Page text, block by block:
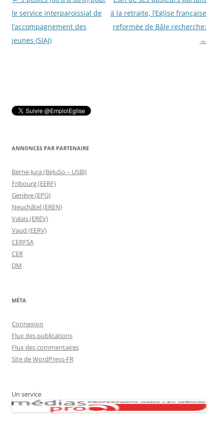
des
articles
le service interparoissial de
l’accompagnement des
jeunes (SIAJ)
à la retraite, l’Eglise française
reformée de Bâle recherche:
→
ANNONCES PAR PARTENAIRE
Berne-Jura (BeJuSo – USBJ)
Fribourg (EERF)
Genève (EPG)
Neuchâtel (EREN)
Valais (EREV)
Vaud (EERV)
CERFSA
CER
DM
MÉTA
Connexion
Flux des publications
Flux des commentaires
Site de WordPress-FR
Un service